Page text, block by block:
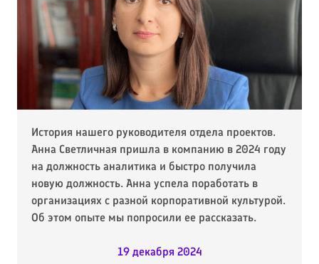
История нашего руководителя отдела проектов.
Анна Светличная пришла в компанию в 2024 году
на должность аналитика и быстро получила
новую должность. Анна успела поработать в
организациях с разной корпоративной культурой.
Об этом опыте мы попросили ее рассказать.
19 декабря 2024